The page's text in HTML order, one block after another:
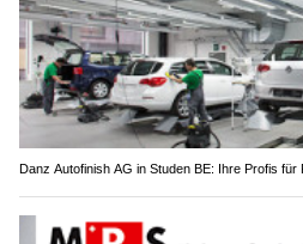
Danz Autofinish AG in Studen BE: Ihre Profis